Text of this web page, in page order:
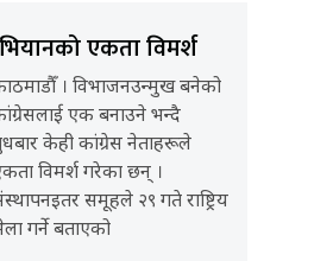
एकता विमर्श
। विभाजनउन्मुख बनेको
एक बनाउने भन्दै
केही कांग्रेस नेताहरूले
विमर्श गरेका छन् ।
समूहले २९ गते राष्ट्रिय
गर्ने बताएको